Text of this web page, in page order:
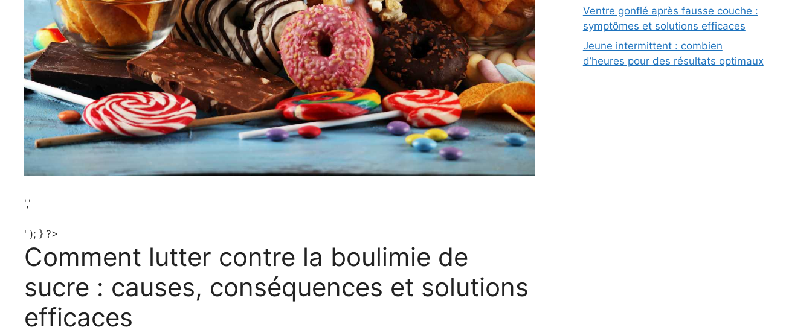
','
' ); } ?>
Comment lutter contre la boulimie de
sucre : causes, conséquences et solutions
efficaces
Ventre gonflé après fausse couche :
symptômes et solutions efficaces
Jeune intermittent : combien
d’heures pour des résultats optimaux